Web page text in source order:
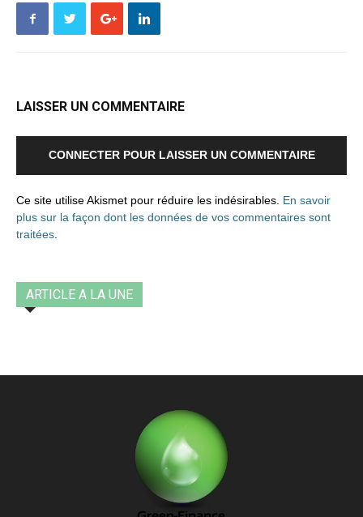
LAISSER UN COMMENTAIRE
CONNECTER POUR LAISSER UN COMMENTAIRE
Ce site utilise Akismet pour réduire les indésirables. En savoir
plus sur la façon dont les données de vos commentaires sont
traitées.
ARTICLE A LA UNE